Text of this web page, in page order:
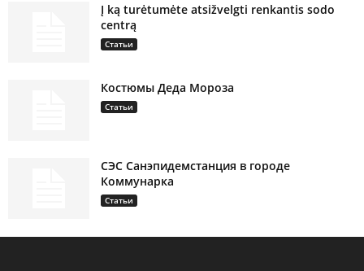
Į ką turėtumėte atsižvelgti renkantis sodo
centrą
Статьи
Костюмы Деда Мороза
Статьи
СЭС Санэпидемстанция в городе
Коммунарка
Статьи